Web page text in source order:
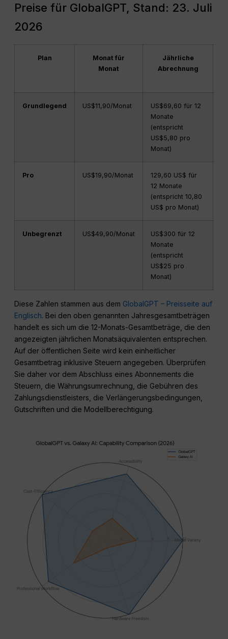
Preise für GlobalGPT, Stand: 23. Juli
2026
Plan
Monat für
Monat
Jährliche
Abrechnung
Grundlegend US$11,90/Monat
US$69,60 für 12
Monate
(entspricht
US$5,80 pro
Monat)
Pro US$19,90/Monat
129,60 US$ für
12 Monate
(entspricht 10,80
US$ pro Monat)
Unbegrenzt US$49,90/Monat
US$300 für 12
Monate
(entspricht
US$25 pro
Monat)
Diese Zahlen stammen aus dem GlobalGPT – Preisseite auf
Englisch. Bei den oben genannten Jahresgesamtbeträgen
handelt es sich um die 12-Monats-Gesamtbeträge, die den
angezeigten jährlichen Monatsäquivalenten entsprechen.
Auf der öffentlichen Seite wird kein einheitlicher
Gesamtbetrag inklusive Steuern angegeben. Überprüfen
Sie daher vor dem Abschluss eines Abonnements die
Steuern, die Währungsumrechnung, die Gebühren des
Zahlungsdienstleisters, die Verlängerungsbedingungen,
Gutschriften und die Modellberechtigung.